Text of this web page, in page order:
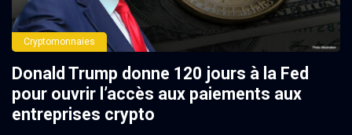
Cryptomonnaies
Donald Trump donne 120 jours à la Fed
pour ouvrir l’accès aux paiements aux
entreprises crypto